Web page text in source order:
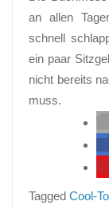
an allen
schnell
ein paar
nicht bereits
muss.
Tagged Cool-